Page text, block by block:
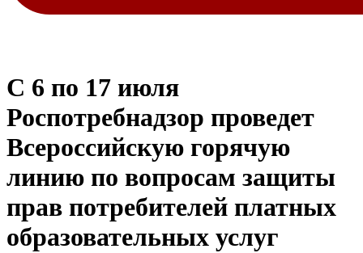
С 6 по 17 июля
Роспотребнадзор проведет
Всероссийскую горячую
линию по вопросам защиты
прав потребителей платных
образовательных услуг